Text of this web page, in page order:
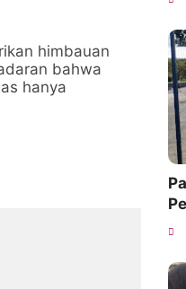
himbauan
bahwa
hanya